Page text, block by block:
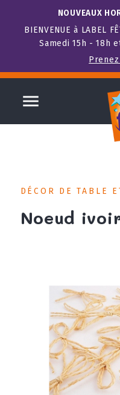
NOUVEAUX
BIENVENUE à LABEL
Samedi 15h - 18h

DÉCOR DE TABLE
Noeud